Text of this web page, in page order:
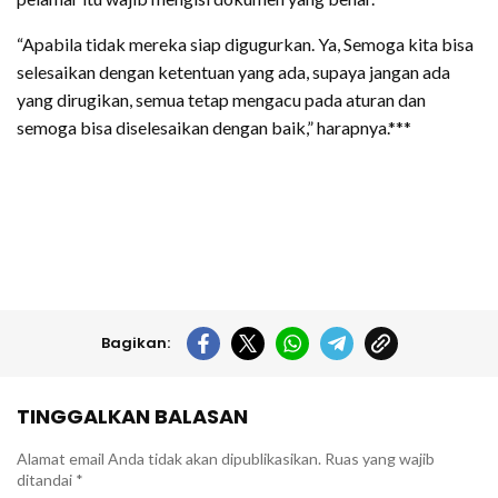
“Apabila tidak mereka siap digugurkan. Ya, Semoga kita bisa
selesaikan dengan ketentuan yang ada, supaya jangan ada
yang dirugikan, semua tetap mengacu pada aturan dan
semoga bisa diselesaikan dengan baik,” harapnya.***
Bagikan:
TINGGALKAN BALASAN
Alamat email Anda tidak akan dipublikasikan. Ruas yang wajib
ditandai *